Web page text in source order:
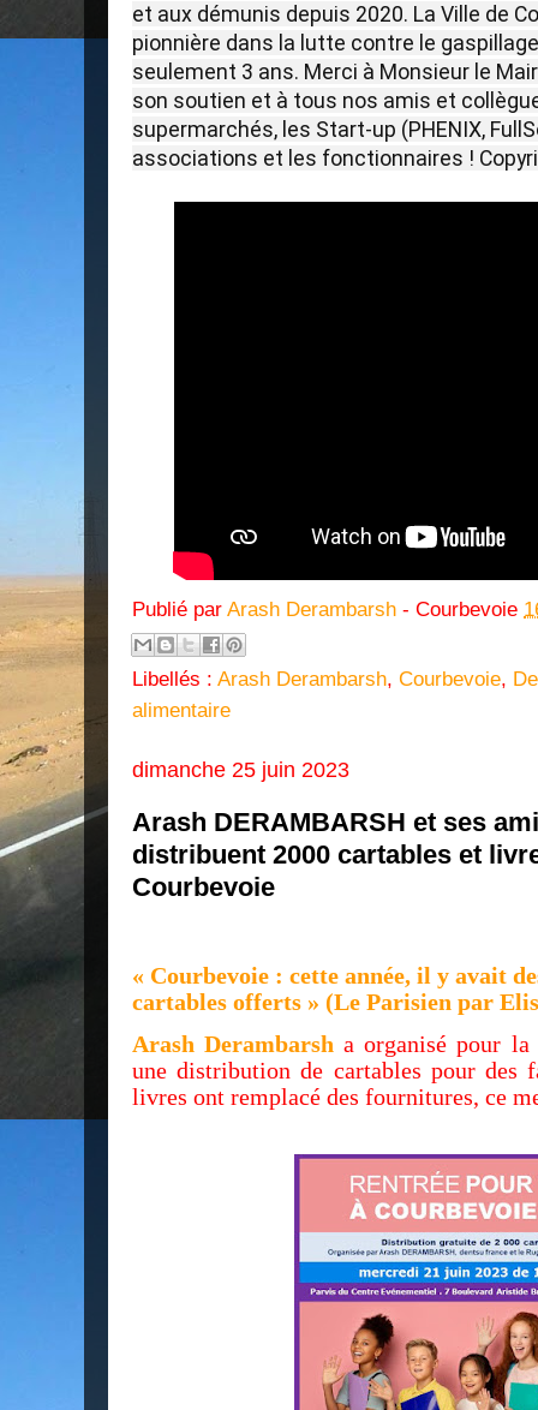
et aux démunis depuis 2020. La Ville de
pionnière dans la lutte contre le
seulement 3 ans. Merci à Monsieur le
son soutien et à tous nos amis et
supermarchés, les Start-up (PHENIX,
associations et les fonctionnaires !
Publié par Arash Derambarsh - Courbevoie
Libellés : Arash Derambarsh, Courbevoie,
alimentaire
dimanche 25 juin 2023
Arash DERAMBARSH et ses
distribuent 2000 cartables et
Courbevoie
« Courbevoie : cette année, il y avait
cartables offerts » (Le Parisien par
Arash Derambarsh a organisé pour la
une distribution de cartables pour des
livres ont remplacé des fournitures, ce